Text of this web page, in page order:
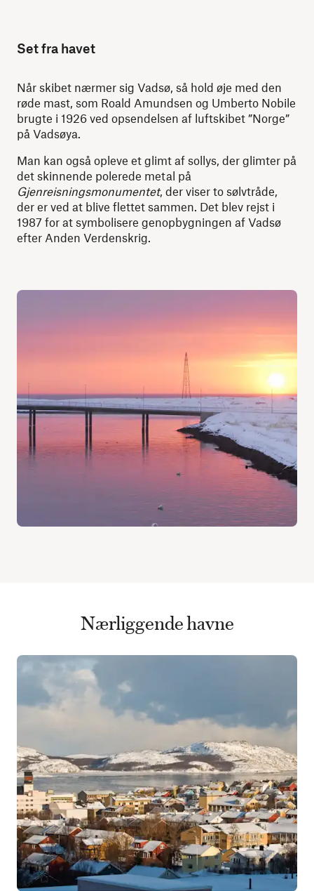
Set fra havet
Når skibet nærmer sig Vadsø, så hold øje med den
røde mast, som Roald Amundsen og Umberto Nobile
brugte i 1926 ved opsendelsen af luftskibet ”Norge”
på Vadsøya.
Man kan også opleve et glimt af sollys, der glimter på
det skinnende polerede metal på
Gjenreisningsmonumentet, der viser to sølvtråde,
der er ved at blive flettet sammen. Det blev rejst i
1987 for at symbolisere genopbygningen af Vadsø
efter Anden Verdenskrig.
Nærliggende havne